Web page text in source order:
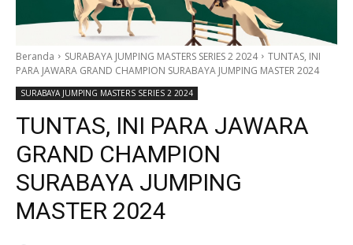
Beranda SURABAYA JUMPING MASTERS SERIES 2 2024
TUNTAS, INI
PARA JAWARA GRAND CHAMPION SURABAYA JUMPING MASTER 2024
SURABAYA JUMPING MASTERS SERIES 2 2024
TUNTAS, INI PARA JAWARA
GRAND CHAMPION
SURABAYA JUMPING
MASTER 2024